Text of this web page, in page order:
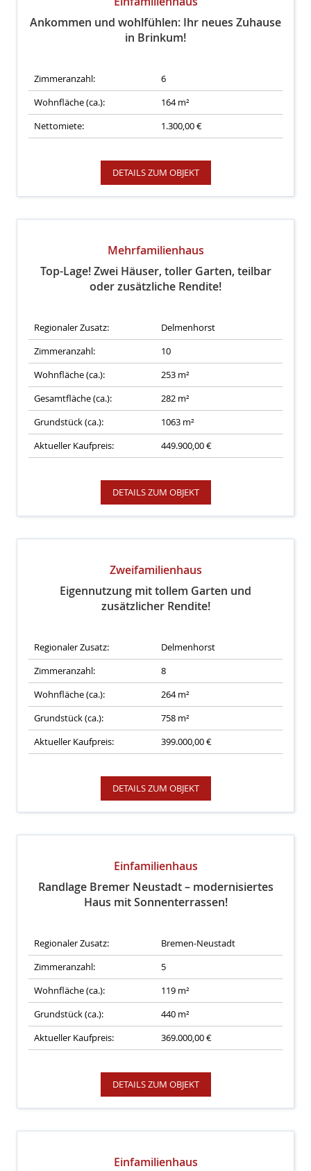
Ankommen und wohlfühlen: Ihr neues Zuhause
in Brinkum!
Zimmeranzahl:
6
Wohnfläche (ca.):
164 m²
Nettomiete:
1.300,00 €
DETAILS ZUM OBJEKT
Mehrfamilienhaus
Top-Lage! Zwei Häuser, toller Garten, teilbar
oder zusätzliche Rendite!
Regionaler Zusatz:
Delmenhorst
Zimmeranzahl:
10
Wohnfläche (ca.):
253 m²
Gesamtfläche (ca.):
282 m²
Grundstück (ca.):
1063 m²
Aktueller Kaufpreis:
449.900,00 €
DETAILS ZUM OBJEKT
Zweifamilienhaus
Eigennutzung mit tollem Garten und
zusätzlicher Rendite!
Regionaler Zusatz:
Delmenhorst
Zimmeranzahl:
8
Wohnfläche (ca.):
264 m²
Grundstück (ca.):
758 m²
Aktueller Kaufpreis:
399.000,00 €
DETAILS ZUM OBJEKT
Einfamilienhaus
Randlage Bremer Neustadt – modernisiertes
Haus mit Sonnenterrassen!
Regionaler Zusatz:
Bremen-Neustadt
Zimmeranzahl:
5
Wohnfläche (ca.):
119 m²
Grundstück (ca.):
440 m²
Aktueller Kaufpreis:
369.000,00 €
DETAILS ZUM OBJEKT
Einfamilienhaus